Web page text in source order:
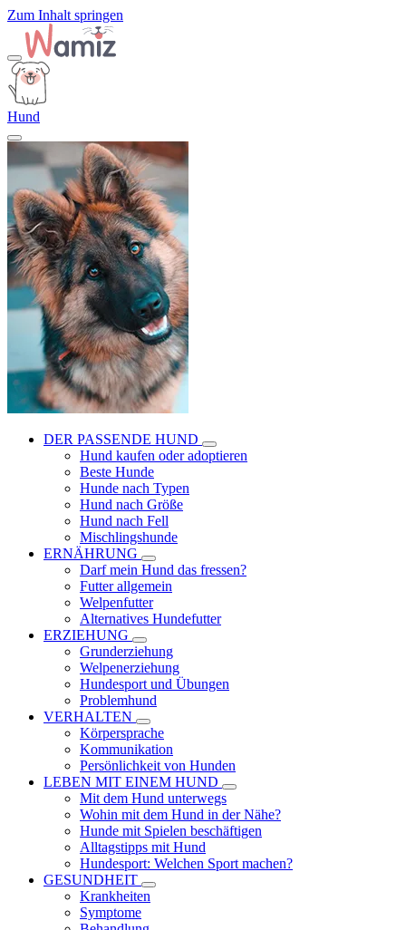
Zum Inhalt springen
Hund
DER PASSENDE HUND
Hund kaufen oder adoptieren
Beste Hunde
Hunde nach Typen
Hund nach Größe
Hund nach Fell
Mischlingshunde
ERNÄHRUNG
Darf mein Hund das fressen?
Futter allgemein
Welpenfutter
Alternatives Hundefutter
ERZIEHUNG
Grunderziehung
Welpenerziehung
Hundesport und Übungen
Problemhund
VERHALTEN
Körpersprache
Kommunikation
Persönlichkeit von Hunden
LEBEN MIT EINEM HUND
Mit dem Hund unterwegs
Wohin mit dem Hund in der Nähe?
Hunde mit Spielen beschäftigen
Alltagstipps mit Hund
Hundesport: Welchen Sport machen?
GESUNDHEIT
Krankheiten
Symptome